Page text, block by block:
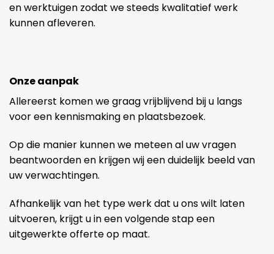
en werktuigen zodat we steeds kwalitatief werk
kunnen afleveren.
Onze aanpak
Allereerst komen we graag vrijblijvend bij u langs
voor een kennismaking en plaatsbezoek.
Op die manier kunnen we meteen al uw vragen
beantwoorden en krijgen wij een duidelijk beeld van
uw verwachtingen.
Afhankelijk van het type werk dat u ons wilt laten
uitvoeren, krijgt u in een volgende stap een
uitgewerkte offerte op maat.